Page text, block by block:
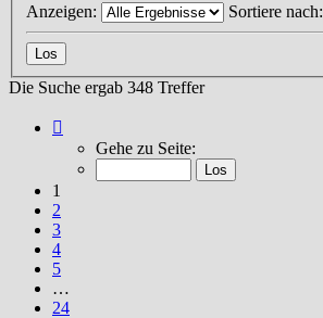
Anzeigen: Sortiere nach:
Die Suche ergab 348 Treffer
von
Gehe zu Seite:
1
2
3
4
5
…
24